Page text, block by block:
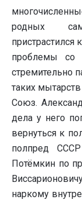
родных
пристрастился
проблемы со
стремительно
таких
Союз.
дела у него
вернуться к
полпред
Потёмкин по
наркому